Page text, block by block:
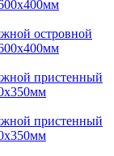
островной
пристенный
пристенный